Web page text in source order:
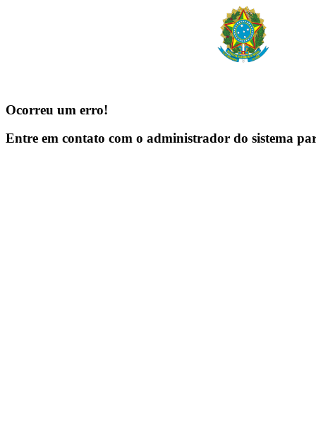
Ocorreu um erro!
Entre em contato com o administrador do sistema